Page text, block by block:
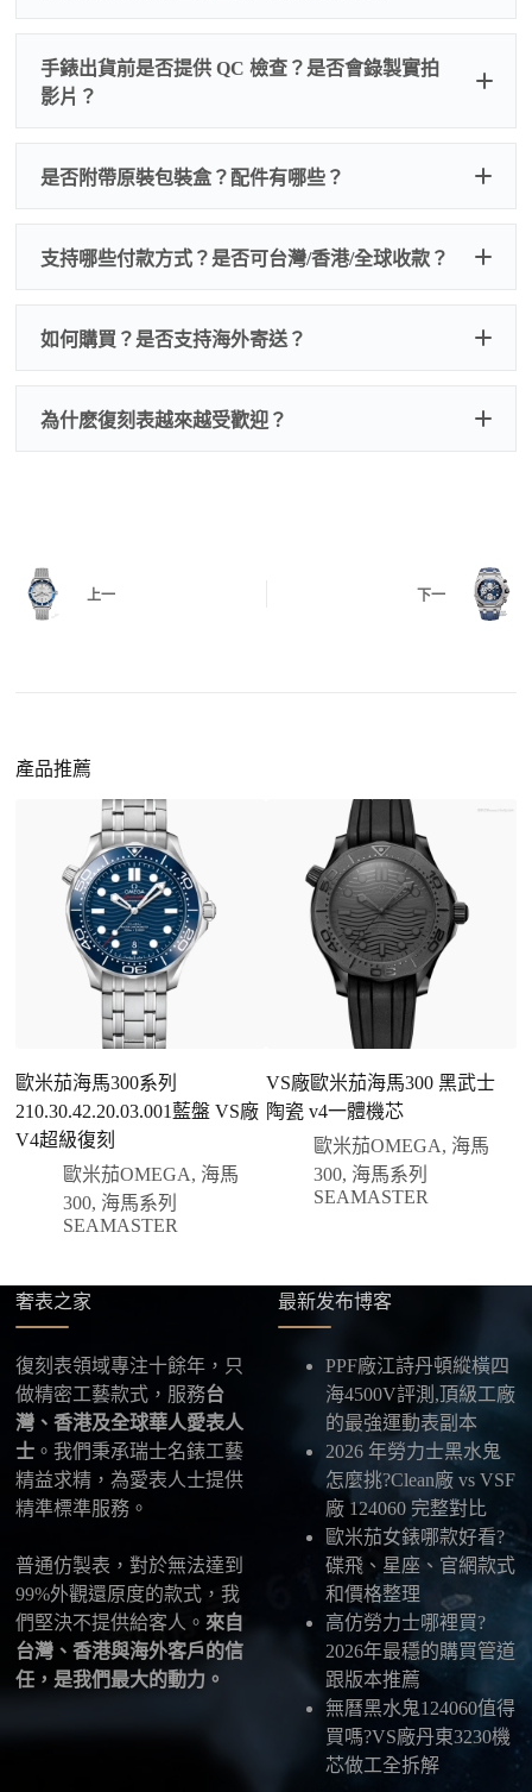
為事故，免費維修三年
人為事故我們只收更換配件
手錶出貨前是否提供 QC 檢查？是否會錄製實拍
影片？
質檢查
度、錶帶等部位是否完好無瑕、貼合緊密。
是否有異音，再根據款式進行上弦與功能測試。
給您確認，確定沒有問題後才會安排出貨。
是否附帶原裝包裝盒？配件有哪些？
我們默認會提供普通盒子，如果需要原裝盒子可
以找我們搭配，選擇原裝盒子附屬配件：原裝盒
如是鋼帶手錶會贈送拆錶帶工具。
注：部分原裝盒子需要加錢購買，價格也不貴。
支持哪些付款方式？是否可台灣/香港/全球收款？
交易方式
如何購買？是否支持海外寄送？
請先透過網站上的聯繫方式與我們取得聯繫，將您感
們會先幫您確認版本與實際價格。
二、確認款式與價格
客服會與您確認品牌、尺寸、顏色、配件等細節，如
有現貨會直接幫您預留；若需要排單，我們也會事先
說明大約出貨時間。
三、安排付款方式
您可以選擇先付少量訂金預留貨品，餘款在出貨
前或收到實拍照片後再支付；也可以一次性全額
付款，我們會在原有價格基礎上盡量幫您爭取更
優惠的方案。部分地區可協助安排較安全的到付
方式，具體以當下說明為準。
四、填寫收件資料與出貨
確認款式與付款後，把收件人姓名、地址及聯絡方式
五、海外寄送說明
本店支援寄送至香港、澳門、台灣、欧美以及其他海
外地區，運費會依照目的地與物流方案另行報價，客
服在出貨前會跟您確認清楚。
最後：喜歡就別拖太久，有些熱門款現貨數量有
限，早一步確認，就能早一點戴上喜歡的腕錶。
為什麽復刻表越來越受歡迎？
：以原裝價格的十分之一即可享受相
同外觀與佩戴質感。
合日常通勤與旅行佩戴。
上一 下一
產品推薦
歐米茄海馬300系列
210.30.42.20.03.001藍盤 VS廠
V4超級復刻
歐米茄OMEGA, 海馬
300, 海馬系列
SEAMASTER
VS廠歐米茄海馬300 黑武士
陶瓷 v4一體機芯
歐米茄OMEGA, 海馬
300, 海馬系列
SEAMASTER
奢表之家
復刻表領域專注十餘年，只
做精密工藝款式，服務台
灣、香港及全球華人愛表人
士 。我們秉承瑞士名錶工藝
精益求精，為愛表人士提供
精準標準服務。
普通仿製表，對於無法達到
99%外觀還原度的款式，我
們堅決不提供給客人。 來自
台灣、香港與海外客戶的信
任，是我們最大的動力。
最新发布博客
PPF廠江詩丹頓縱橫四
海4500V評測,頂級工廠
的最強運動表副本
2026 年勞力士黑水鬼
怎麼挑?Clean廠 vs VSF
廠 124060 完整對比
歐米茄女錶哪款好看?
碟飛、星座、官網款式
和價格整理
高仿勞力士哪裡買?
2026年最穩的購買管道
跟版本推薦
無曆黑水鬼124060值得
買嗎?VS廠丹東3230機
芯做工全拆解